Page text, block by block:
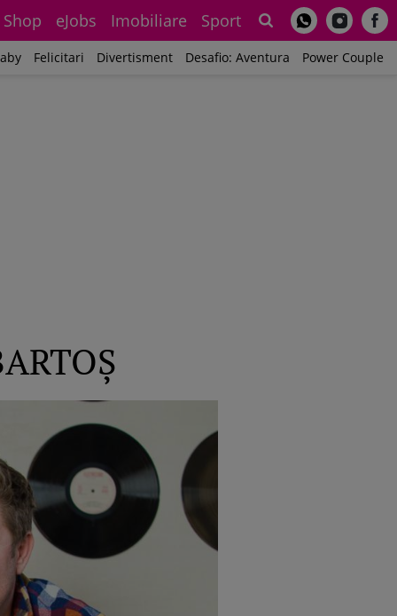
Shop eJobs Imobiliare Sport
Felicitari Divertisment Desafio: Aventura Power Couple